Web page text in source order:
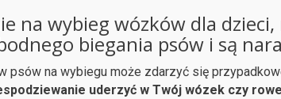
na wybieg wózków dla
biegania psów i są
psów na wybiegu może zdarzyć się
uderzyć w Twój wózek czy